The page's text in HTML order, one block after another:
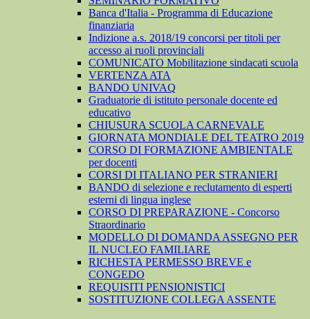
Banca d'Italia - Programma di Educazione
finanziaria
Indizione a.s. 2018/19 concorsi per titoli per
accesso ai ruoli provinciali
COMUNICATO Mobilitazione sindacati scuola
VERTENZA ATA
BANDO UNIVAQ
Graduatorie di istituto personale docente ed
educativo
CHIUSURA SCUOLA CARNEVALE
GIORNATA MONDIALE DEL TEATRO 2019
CORSO DI FORMAZIONE AMBIENTALE
per docenti
CORSI DI ITALIANO PER STRANIERI
BANDO di selezione e reclutamento di esperti
esterni di lingua inglese
CORSO DI PREPARAZIONE - Concorso
Straordinario
MODELLO DI DOMANDA ASSEGNO PER
IL NUCLEO FAMILIARE
RICHESTA PERMESSO BREVE e
CONGEDO
REQUISITI PENSIONISTICI
SOSTITUZIONE COLLEGA ASSENTE